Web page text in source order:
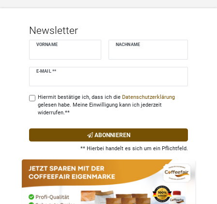
Newsletter
VORNAME NACHNAME
E-MAIL **
Newsletter
Hiermit bestätige ich, dass ich die Daten­schutz­erklärung
gelesen habe. Meine Einwilligung kann ich jederzeit
widerrufen.**
ABONNIEREN
** Hierbei handelt es sich um ein Pflichtfeld.